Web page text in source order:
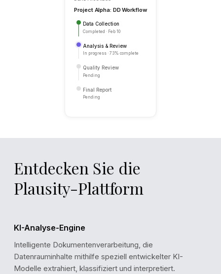
December, compared to an average weekly run-rate of
Review Finding View Source
RISK ASSESSMENT
Entdecken Sie die
Plausity-Plattform
KI-Analyse-Engine
Intelligente Dokumentenverarbeitung, die
Datenrauminhalte mithilfe speziell entwickelter KI-
Modelle extrahiert, klassifiziert und interpretiert.